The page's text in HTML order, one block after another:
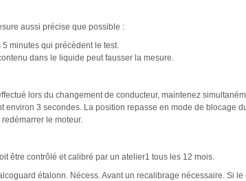
aussi précise que possible :
minutes qui précèdent le test.
dans le liquide peut fausser la mesure.
lors du changement de conducteur, maintenez
environ 3 secondes. La position repasse en mode de blocage
le moteur.
être contrôlé et calibré par un atelier1 tous les 12 mois.
étalonn. Nécess. Avant un recalibrage nécessaire. Si